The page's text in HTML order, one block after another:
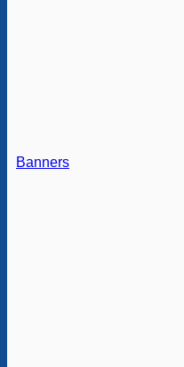
Banners